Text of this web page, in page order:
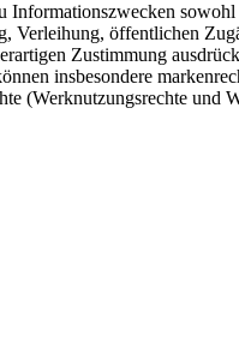
Verleihung, öffentlichen
Zustimmung
insbesondere
(Werknutzungsrechte